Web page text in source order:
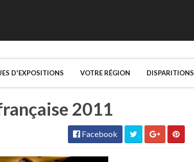
D'EXPOSITIONS VOTRE RÉGION DISPARITIONS
2011
Facebook